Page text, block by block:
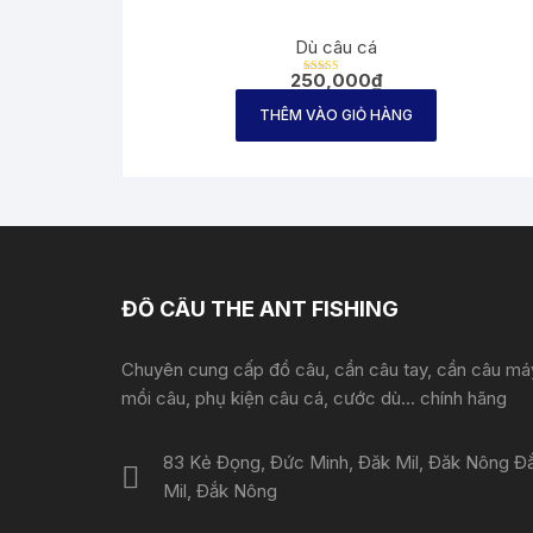
Dù câu cá
Được
hạng
2.67
250,000₫
THÊM VÀO GIỎ HÀNG
ĐỒ CÂU THE ANT FISHING
Chuyên cung cấp đồ câu, cần câu tay, cần câu
mồi câu, phụ kiện câu cá, cước dù... chính hãng
83 Kẻ Đọng, Đức Minh, Đăk Mil, Đăk Nông
Mil, Đắk Nông